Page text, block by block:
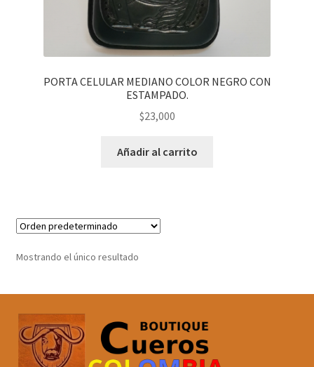
PORTA CELULAR MEDIANO COLOR NEGRO CON
ESTAMPADO.
$23,000
Añadir al carrito
Mostrando el único resultado